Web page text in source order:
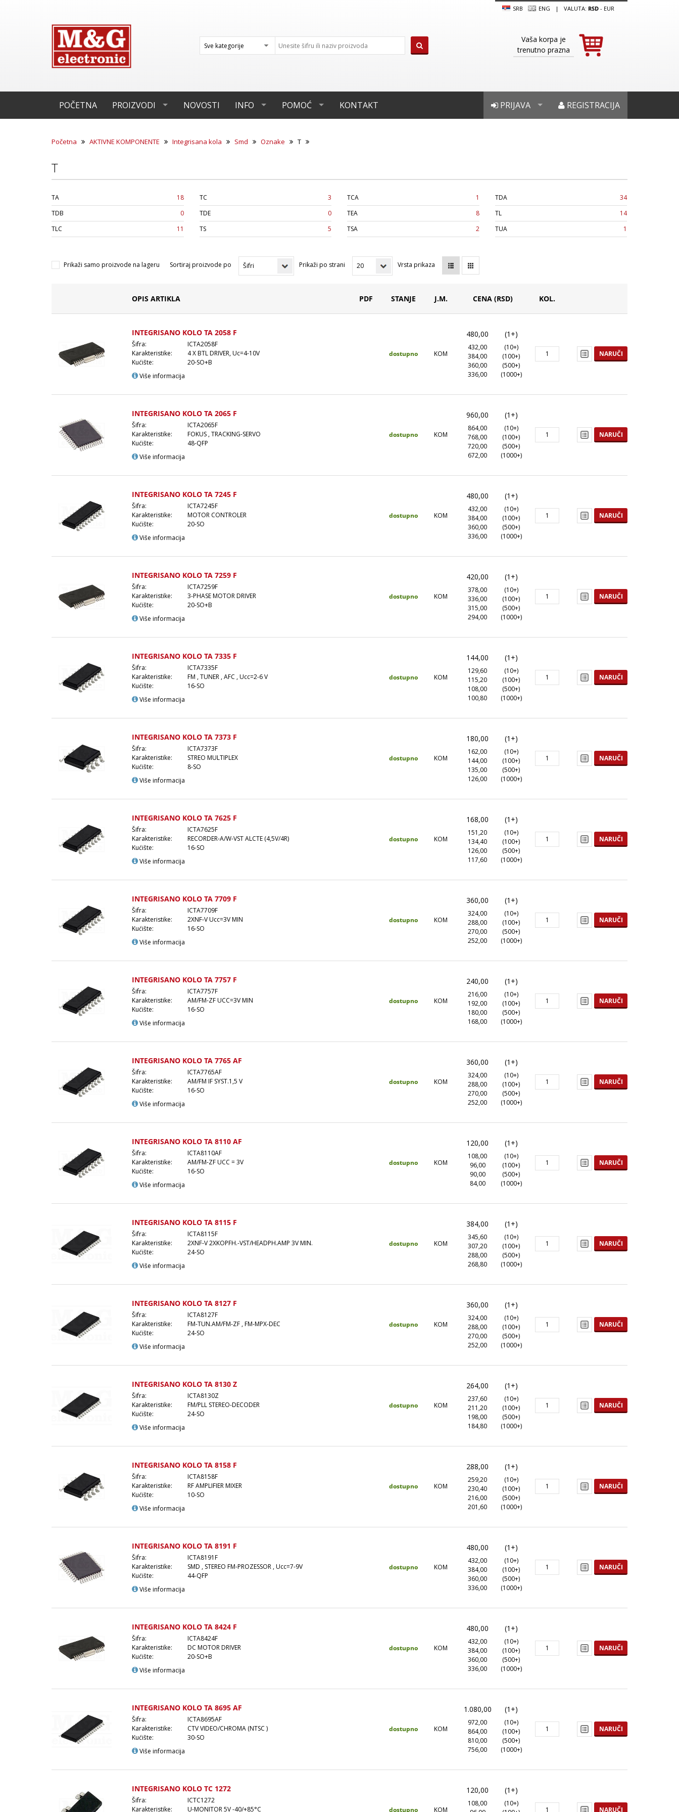
SRB ENG | VALUTA: RSD- EUR
Vaša korpa je
trenutno prazna
POČETNA PROIZVODI NOVOSTI INFO POMOĆ KONTAKT REGISTRACIJA
PRIJAVA
Početna AKTIVNE KOMPONENTE Integrisana kola Smd Oznake T
T
TA 18 TC 3 TCA 1 TDA
34
TDB
0 TDE 0 TEA 8 TL
14
TLC
11 TS 5 TSA 2 TUA 1
Prikaži samo proizvode na lageru Sortiraj proizvode po Prikaži po strani Vrsta prikaza
OPIS ARTIKLA PDF STANJE J.M. CENA (RSD) KOL.
INTEGRISANO KOLO TA 2058 F
Šifra:
ICTA2058F
Karakteristike:
4 X BTL DRIVER, Uc=4-10V
Kućište:
20-SO+B
Više informacija
dostupno KOM
480,00 (1+)
432,00
(10+)
384,00
(100+)
360,00
(500+)
336,00
(1000+)
NARUČI
INTEGRISANO KOLO TA 2065 F
Šifra:
ICTA2065F
Karakteristike:
FOKUS , TRACKING-SERVO
Kućište:
48-QFP
Više informacija
dostupno KOM
960,00 (1+)
864,00
(10+)
768,00
(100+)
720,00
(500+)
672,00
(1000+)
NARUČI
INTEGRISANO KOLO TA 7245 F
Šifra:
ICTA7245F
Karakteristike:
MOTOR CONTROLER
Kućište:
20-SO
Više informacija
dostupno KOM
480,00 (1+)
432,00
(10+)
384,00
(100+)
360,00
(500+)
336,00
(1000+)
NARUČI
INTEGRISANO KOLO TA 7259 F
Šifra:
ICTA7259F
Karakteristike:
3-PHASE MOTOR DRIVER
Kućište:
20-SO+B
Više informacija
dostupno KOM
420,00 (1+)
378,00
(10+)
336,00
(100+)
315,00
(500+)
294,00
(1000+)
NARUČI
INTEGRISANO KOLO TA 7335 F
Šifra:
ICTA7335F
Karakteristike:
FM , TUNER , AFC , Ucc=2-6 V
Kućište:
16-SO
Više informacija
dostupno KOM
144,00 (1+)
129,60
(10+)
115,20
(100+)
108,00
(500+)
100,80
(1000+)
NARUČI
INTEGRISANO KOLO TA 7373 F
Šifra:
ICTA7373F
Karakteristike:
STREO MULTIPLEX
Kućište:
8-SO
Više informacija
dostupno KOM
180,00 (1+)
162,00
(10+)
144,00
(100+)
135,00
(500+)
126,00
(1000+)
NARUČI
INTEGRISANO KOLO TA 7625 F
Šifra:
ICTA7625F
Karakteristike:
RECORDER-A/W-VST ALCTE (4,5V/4R)
Kućište:
16-SO
Više informacija
dostupno KOM
168,00 (1+)
151,20
(10+)
134,40
(100+)
126,00
(500+)
117,60
(1000+)
NARUČI
INTEGRISANO KOLO TA 7709 F
Šifra:
ICTA7709F
Karakteristike:
2XNF-V Ucc=3V MIN
Kućište:
16-SO
Više informacija
dostupno KOM
360,00 (1+)
324,00
(10+)
288,00
(100+)
270,00
(500+)
252,00
(1000+)
NARUČI
INTEGRISANO KOLO TA 7757 F
Šifra:
ICTA7757F
Karakteristike:
AM/FM-ZF UCC=3V MIN
Kućište:
16-SO
Više informacija
dostupno KOM
240,00 (1+)
216,00
(10+)
192,00
(100+)
180,00
(500+)
168,00
(1000+)
NARUČI
INTEGRISANO KOLO TA 7765 AF
Šifra:
ICTA7765AF
Karakteristike:
AM/FM IF SYST.1,5 V
Kućište:
16-SO
Više informacija
dostupno KOM
360,00 (1+)
324,00
(10+)
288,00
(100+)
270,00
(500+)
252,00
(1000+)
NARUČI
INTEGRISANO KOLO TA 8110 AF
Šifra:
ICTA8110AF
Karakteristike:
AM/FM-ZF UCC = 3V
Kućište:
16-SO
Više informacija
dostupno KOM
120,00 (1+)
108,00
(10+)
96,00
(100+)
90,00
(500+)
84,00
(1000+)
NARUČI
INTEGRISANO KOLO TA 8115 F
Šifra:
ICTA8115F
Karakteristike:
2XNF-V 2XKOPFH.-VST/HEADPH.AMP 3V MIN.
Kućište:
24-SO
Više informacija
dostupno KOM
384,00 (1+)
345,60
(10+)
307,20
(100+)
288,00
(500+)
268,80
(1000+)
NARUČI
INTEGRISANO KOLO TA 8127 F
Šifra:
ICTA8127F
Karakteristike:
FM-TUN.AM/FM-ZF , FM-MPX-DEC
Kućište:
24-SO
Više informacija
dostupno KOM
360,00 (1+)
324,00
(10+)
288,00
(100+)
270,00
(500+)
252,00
(1000+)
NARUČI
INTEGRISANO KOLO TA 8130 Z
Šifra:
ICTA8130Z
Karakteristike:
FM/PLL STEREO-DECODER
Kućište:
24-SO
Više informacija
dostupno KOM
264,00 (1+)
237,60
(10+)
211,20
(100+)
198,00
(500+)
184,80
(1000+)
NARUČI
INTEGRISANO KOLO TA 8158 F
Šifra:
ICTA8158F
Karakteristike:
RF AMPLIFIER MIXER
Kućište:
10-SO
Više informacija
dostupno KOM
288,00 (1+)
259,20
(10+)
230,40
(100+)
216,00
(500+)
201,60
(1000+)
NARUČI
INTEGRISANO KOLO TA 8191 F
Šifra:
ICTA8191F
Karakteristike:
SMD , STEREO FM-PROZESSOR , Ucc=7-9V
Kućište:
44-QFP
Više informacija
dostupno KOM
480,00 (1+)
432,00
(10+)
384,00
(100+)
360,00
(500+)
336,00
(1000+)
NARUČI
INTEGRISANO KOLO TA 8424 F
Šifra:
ICTA8424F
Karakteristike:
DC MOTOR DRIVER
Kućište:
20-SO+B
Više informacija
dostupno KOM
480,00 (1+)
432,00
(10+)
384,00
(100+)
360,00
(500+)
336,00
(1000+)
NARUČI
INTEGRISANO KOLO TA 8695 AF
Šifra:
ICTA8695AF
Karakteristike:
CTV VIDEO/CHROMA (NTSC )
Kućište:
30-SO
Više informacija
dostupno KOM
1.080,00 (1+)
972,00
(10+)
864,00
(100+)
810,00
(500+)
756,00
(1000+)
NARUČI
INTEGRISANO KOLO TC 1272
Šifra:
ICTC1272
Karakteristike:
U-MONITOR 5V -40/+85°C dostupno KOM
120,00 (1+)
108,00
(10+)
NARUČI